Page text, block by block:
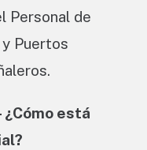
Personal de
Puertos
¿Cómo está